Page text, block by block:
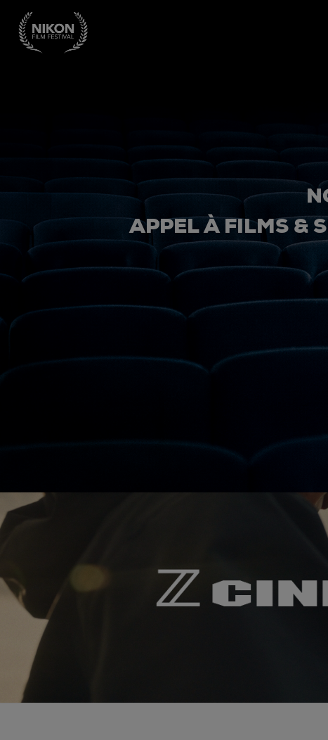
APPEL À FILMS &